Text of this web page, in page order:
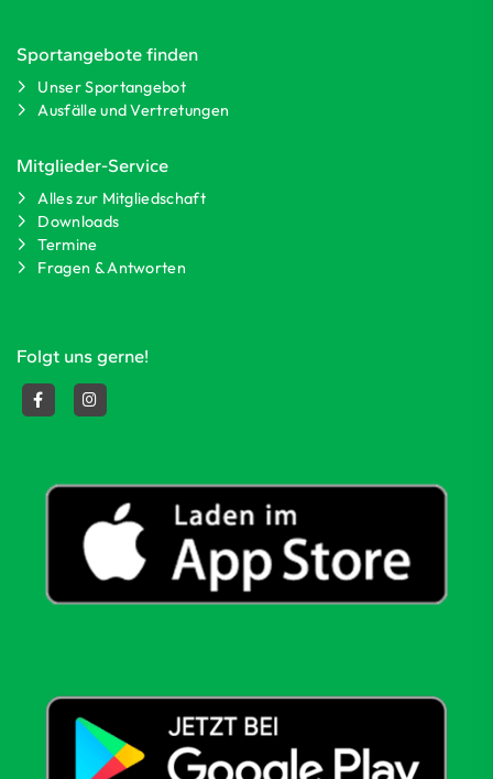
Sportangebote finden
Unser Sportangebot
Ausfälle und Vertretungen
Mitglieder-Service
Alles zur Mitgliedschaft
Downloads
Termine
Fragen & Antworten
Folgt uns gerne!